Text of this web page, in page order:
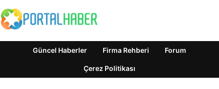
Güncel Haberler Firma Rehberi Forum
Çerez Politikası